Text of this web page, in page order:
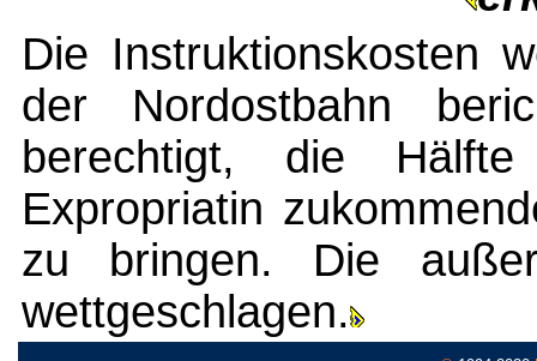
Die Instruktionskosten
der Nordostbahn
berechtigt, die
Expropriatin
zu bringen. Die
wettgeschlagen.